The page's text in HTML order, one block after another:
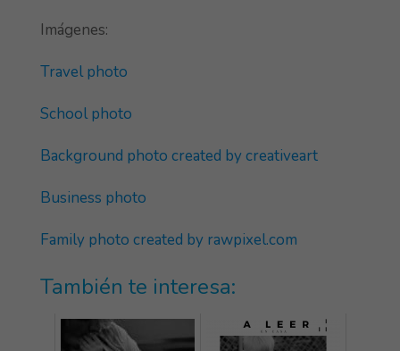
Imágenes:
Travel photo
School photo
Background photo created by creativeart
Business photo
Family photo created by rawpixel.com
También te interesa: